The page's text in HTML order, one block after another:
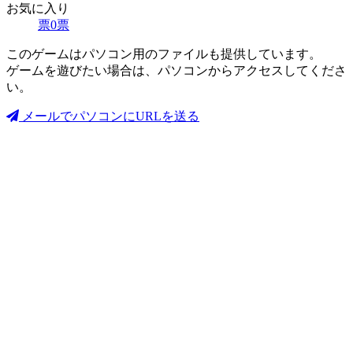
お気に入り
票0票
このゲームはパソコン用のファイルも提供しています。
ゲームを遊びたい場合は、パソコンからアクセスしてくださ
い。
メールでパソコンにURLを送る